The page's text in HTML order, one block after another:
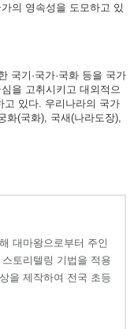
의 영속성을 도모하고 있
국기·국가·국화 등을 국가
을 고취시키고 대외적으
고 있다. 우리나라의 국가
화(국화), 국새(나라도장),
대마왕으로부터 주인
토리텔링 기법을 적용
을 제작하여 전국 초등